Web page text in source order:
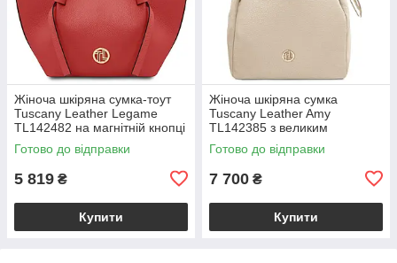
Жіноча шкіряна сумка-тоут
Tuscany Leather Legame
TL142482 на магнітній кнопці
з плечовим ременем,
коралова BS2482_1_105
Готово до відправки
5 819 ₴
Купити
Жіноча шкіряна сумка
Tuscany Leather Amy
TL142385 з великим
відділенням і плечовим
ременем, бежева
Готово до відправки
7 700 ₴
Купити